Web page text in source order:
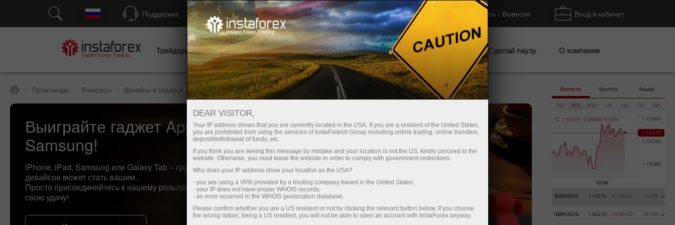
Поддержка Открыть торговый счёт Торговые платформы Пополнить / Вывести Вход в кабинет
Трейдерам Начинающим Инвесторам Партнерам Промоакции Сделай паузу О компании
Промоакции Конкурсы Девайсы в подарок
Выиграйте гаджет Apple или
Samsung!
iPhone, iPad, Samsung или Galaxy Tab – один из этих крутых
девайсов может стать вашим.
Просто присоединяйтесь к нашему розыгрышу и испытайте
свою удачу!
Валюты Крипто Акции
M5 M15 M30 H1 H4 D1 W1
C 1 . 1 52 70 0 .00000 0 .00%
EURUSD.fx 1.15270 +0.00020 +0.02%
GBPUSD.fx 1.34410 -0.00140 -0.10%
DEAR VISITOR,
Your IP address shows that you are currently located in the USA. If you are a resident of the United States,
you are prohibited from using the services of InstaFintech Group including online trading, online transfers,
deposit/withdrawal of funds, etc.
If you think you are seeing this message by mistake and your location is not the US, kindly proceed to the
website. Otherwise, you must leave the website in order to comply with government restrictions.
Why does your IP address show your location as the USA?
- you are using a VPN provided by a hosting company based in the United States;
- your IP does not have proper WHOIS records;
- an error occurred in the WHOIS geolocation database.
Please confirm whether you are a US resident or not by clicking the relevant button below. If you choose
the wrong option, being a US resident, you will not be able to open an account with InstaForex anyway.